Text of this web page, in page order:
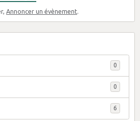
Annoncer un évènement
0
0
6